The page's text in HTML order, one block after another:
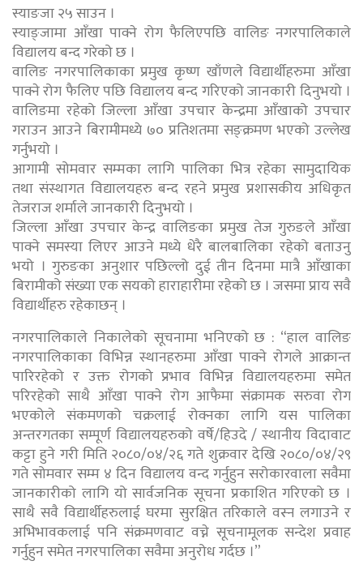
स्याङजा २५ साउन ।
स्याङ्जामा आँखा पाक्ने रोग फैलिएपछि वालिङ नगरपालिकाले
विद्यालय बन्द गरेको छ ।
वालिङ नगरपालिकाका प्रमुख कृष्ण खाँणले विद्यार्थीहरुमा आँखा
पाक्ने रोग फैलिए पछि विद्यालय बन्द गरिएको जानकारी दिनुभयो ।
वालिङमा रहेको जिल्ला आँखा उपचार केन्द्रमा आँखाको उपचार
गराउन आउने बिरामीमध्ये ७० प्रतिशतमा सङ्क्रमण भएको उल्लेख
गर्नुभयो ।
आगामी सोमवार सम्मका लागि पालिका भित्र रहेका सामुदायिक
तथा संस्थागत विद्यालयहरु बन्द रहने प्रमुख प्रशासकीय अधिकृत
तेजराज शर्माले जानकारी दिनुभयो ।
जिल्ला आँखा उपचार केन्द्र वालिङका प्रमुख तेज गुरुङले आँखा
पाक्ने समस्या लिएर आउने मध्ये धेरै बालबालिका रहेको बताउनु
भयो । गुरुङका अनुशार पछिल्लो दुई तीन दिनमा मात्रै आँखाका
बिरामीको संख्या एक सयको हाराहारीमा रहेको छ । जसमा प्राय सवै
विद्यार्थीहरु रहेकाछन् ।
नगरपालिकाले निकालेको सूचनामा भनिएको छ : “हाल वालिङ
नगरपालिकाका विभिन्न स्थानहरुमा आँखा पाक्ने रोगले आक्रान्त
पारिरहेको र उक्त रोगको प्रभाव विभिन्न विद्यालयहरुमा समेत
परिरहेको साथै आँखा पाक्ने रोग आफैमा संक्रामक सरुवा रोग
भएकोले संकमणको चक्रलाई रोक्नका लागि यस पालिका
अन्तरगतका सम्पूर्ण विद्यालयहरुको वर्षे/हिउदे / स्थानीय विदावाट
कट्टा हुने गरी मिति २०८०/०४/२६ गते शुक्रवार देखि २०८०/०४/२९
गते सोमवार सम्म ४ दिन विद्यालय वन्द गर्नुहुन सरोकारवाला सवैमा
जानकारीको लागि यो सार्वजनिक सूचना प्रकाशित गरिएको छ ।
साथै सवै विद्यार्थीहरुलाई घरमा सुरक्षित तरिकाले वस्न लगाउने र
अभिभावकलाई पनि संक्रमणवाट वच्ने सूचनामूलक सन्देश प्रवाह
गर्नुहुन समेत नगरपालिका सवैमा अनुरोध गर्दछ ।”